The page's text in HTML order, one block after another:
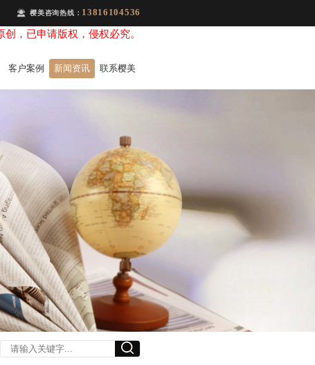
樱美咨询热线： 13816104536
创，已申请版权，侵权必究。
客户案例 新闻资讯 联系樱美